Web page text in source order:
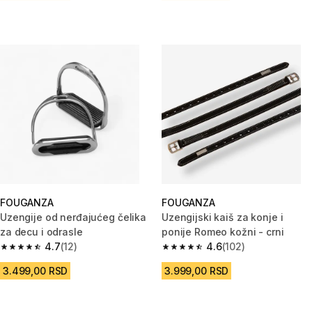
FOUGANZA
Uzengije od nerđajućeg čelika
za decu i odrasle
4.7
4.7 od 5 zvezdica from 12 Recenzije
(12)
3.499,00 RSD
FOUGANZA
Uzengijski kaiš za konje i
ponije Romeo kožni - crni
4.6
4.6 od 5 zvezdica from 102
(102)
3.999,00 RSD